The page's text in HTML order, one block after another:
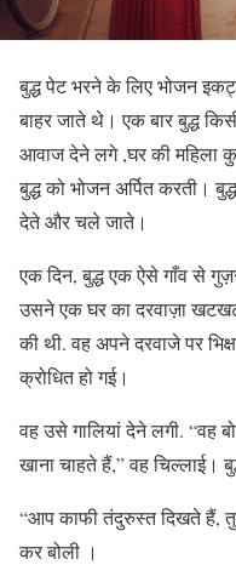
बुद्ध पेट भरने के लिए भोजन
बाहर जाते थे। एक बार बुद्ध
आवाज देने लगे ,घर की महिला
बुद्ध को भोजन अर्पित करती।
देते और चले जाते।
एक दिन, बुद्ध एक ऐसे गाँव से
उसने एक घर का दरवाज़ा
की थी. वह अपने दरवाजे पर
क्रोधित हो गई।
वह उसे गालियां देने लगी. “वह
खाना चाहते हैं,” वह चिल्लाई।
“आप काफी तंदुरुस्त दिखते हैं,
कर बोली ।